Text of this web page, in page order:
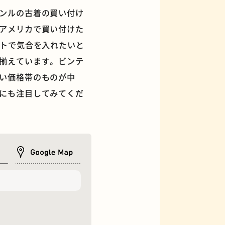
ルの古着の買い付け
メリカで買い付けた
で気合を入れたいと
えています。ビンテ
価格帯のものが中
も注目してみてくだ